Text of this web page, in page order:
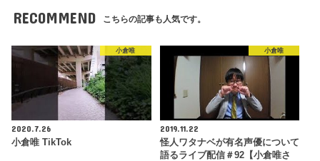
RECOMMEND こちらの記事も人気です。
小倉唯
2020.7.26
小倉唯 TikTok
小倉唯
2019.11.22
怪人ワタナベが有名声優について
語るライブ配信＃92【小倉唯さ